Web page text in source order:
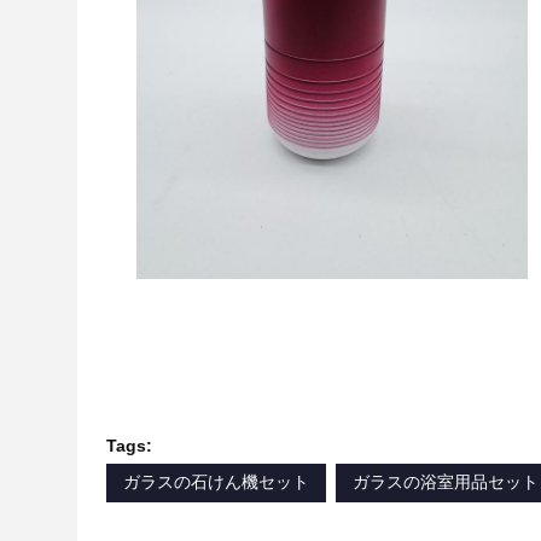
Tags:
ガラスの石けん機セット
ガラスの浴室用品セット